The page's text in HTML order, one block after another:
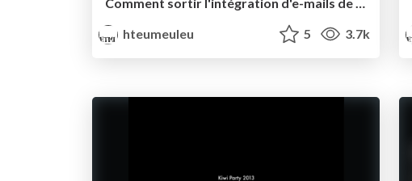
hteumeuleu
5 3.7k